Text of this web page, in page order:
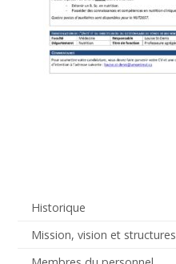
Historique
Mission, vision et structures